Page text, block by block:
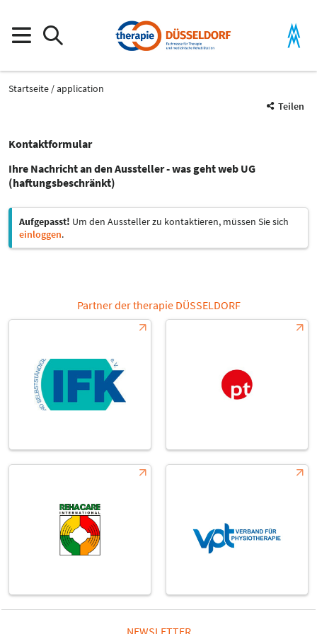
Startseite
application
Teilen
Kontaktformular
Ihre Nachricht an den Aussteller - was geht web UG
(haftungsbeschränkt)
Aufgepasst! Um den Aussteller zu kontaktieren, müssen Sie sich
einloggen.
Partner der therapie DÜSSELDORF
NEWSLETTER